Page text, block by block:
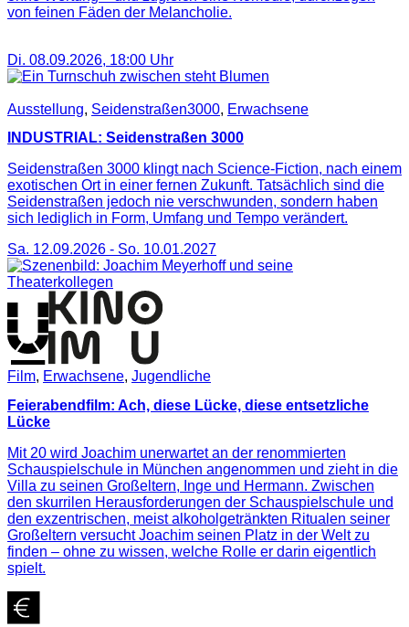
von feinen Fäden der Melancholie.
Di. 08.09.2026, 18:00 Uhr
Ausstellung, Seidenstraßen3000, Erwachsene
INDUSTRIAL: Seidenstraßen 3000
Seidenstraßen 3000 klingt nach Science-Fiction, nach einem
exotischen Ort in einer fernen Zukunft. Tatsächlich sind die
Seidenstraßen jedoch nie verschwunden, sondern haben
sich lediglich in Form, Umfang und Tempo verändert.
Sa. 12.09.2026 - So. 10.01.2027
Film, Erwachsene, Jugendliche
Feierabendfilm: Ach, diese Lücke, diese entsetzliche
Lücke
Mit 20 wird Joachim unerwartet an der renommierten
Schauspielschule in München angenommen und zieht in die
Villa zu seinen Großeltern, Inge und Hermann. Zwischen
den skurrilen Herausforderungen der Schauspielschule und
den exzentrischen, meist alkoholgetränkten Ritualen seiner
Großeltern versucht Joachim seinen Platz in der Welt zu
finden – ohne zu wissen, welche Rolle er darin eigentlich
spielt.